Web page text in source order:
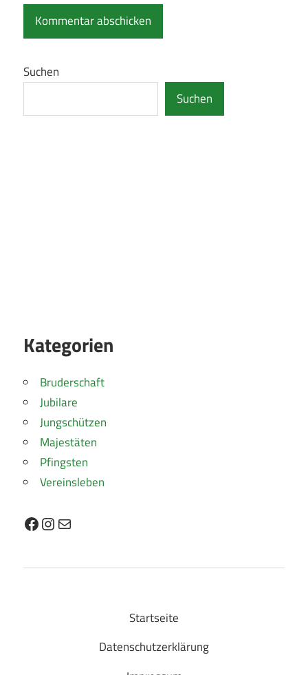
Suchen
Suchen
Kategorien
Bruderschaft
Jubilare
Jungschützen
Majestäten
Pfingsten
Vereinsleben
Facebook
Instagram
E-Mail
Startseite
Datenschutzerklärung